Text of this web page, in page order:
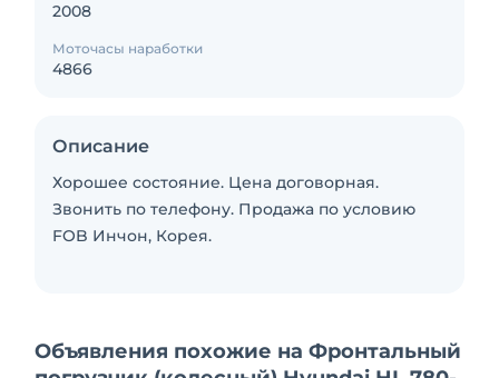
2008
Моточасы наработки
4866
Описание
Хорошее состояние. Цена договорная.
Звонить по телефону. Продажа по условию
FOB Инчон, Корея.
Объявления похожие на Фронтальный